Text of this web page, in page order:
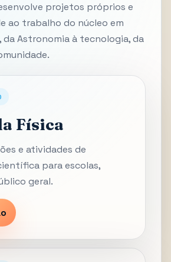
projetos próprios e
ao trabalho do núcleo em
Astronomia à tecnologia, da
Física
e atividades de
para escolas,
geral.